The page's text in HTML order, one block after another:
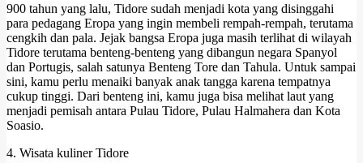
900 tahun yang lalu, Tidore sudah menjadi kota yang disinggahi
para pedagang Eropa yang ingin membeli rempah-rempah, terutama
cengkih dan pala. Jejak bangsa Eropa juga masih terlihat di wilayah
Tidore terutama benteng-benteng yang dibangun negara Spanyol
dan Portugis, salah satunya Benteng Tore dan Tahula. Untuk sampai
sini, kamu perlu menaiki banyak anak tangga karena tempatnya
cukup tinggi. Dari benteng ini, kamu juga bisa melihat laut yang
menjadi pemisah antara Pulau Tidore, Pulau Halmahera dan Kota
Soasio.
4. Wisata kuliner Tidore